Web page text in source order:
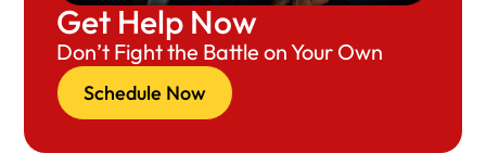
Get Help Now
Don’t Fight the Battle on Your Own
Schedule Now